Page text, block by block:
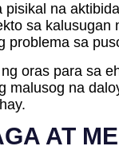
pisikal na
sa
problema sa
oras para sa
malusog na
AT